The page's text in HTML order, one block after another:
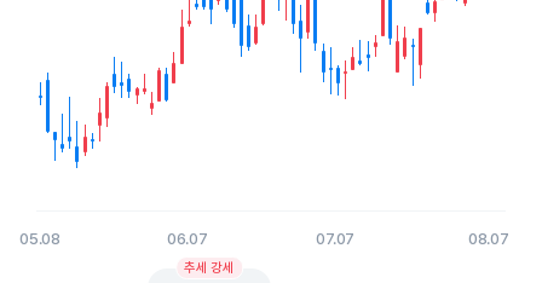
05.08 06.07 07.07 08.07
End of interactive chart.추세 강세